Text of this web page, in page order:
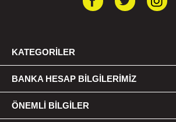
KATEGORILER
BANKA HESAP BILGILERIMIZ
ÖNEMLI BILGILER